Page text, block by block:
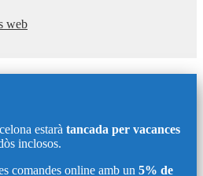
web
estarà tancada per vacances
inclosos.
comandes online amb un 5% de